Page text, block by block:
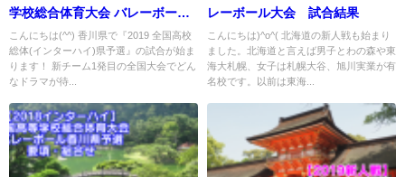
学校総合体育大会 バレーボール
香川県予選 男子試合結果
こんにちは(^^) 香川県で『2019 全国高校
総体(インターハイ)県予選』の試合が始ま
ります！ 新チーム1発目の全国大会でどん
なドラマが待...
レーボール大会 試合結果
こんにちは)^o^( 北海道の新人戦も始まり
ました。北海道と言えば男子とわの森や東
海大札幌、女子は札幌大谷、旭川実業が有
名校です。以前は東海...